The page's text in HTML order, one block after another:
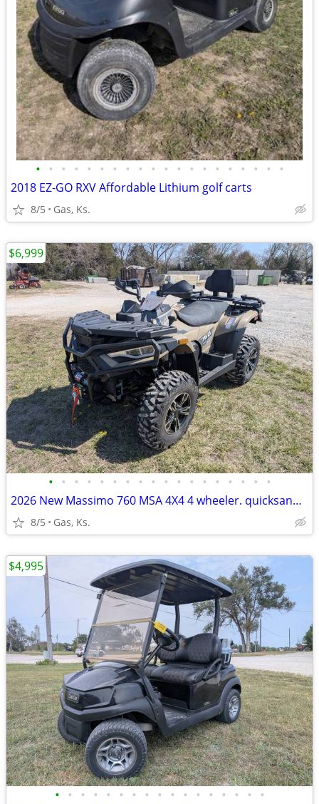
• • • • • • • • • • • • • • • • • • • •
2018 EZ-GO RXV Affordable Lithium golf carts
8/5 Gas, Ks.
• • • • • • • • • • • • • • • • • •
2026 New Massimo 760 MSA 4X4 4 wheeler. quicksand atv
8/5 Gas, Ks.
$6,999
• • • • • • • • • • • • • • • • •
$4,995